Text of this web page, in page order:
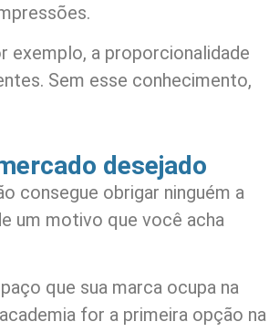
exemplo, a proporcionalidade
Sem esse conhecimento,
desejado
consegue obrigar ninguém a
um motivo que você acha
que sua marca ocupa na
for a primeira opção na